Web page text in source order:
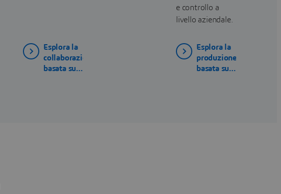
Esplora la
collaborazione
basata sul
e controllo a
livello aziendale.
Esplora la
produzione
basata sul